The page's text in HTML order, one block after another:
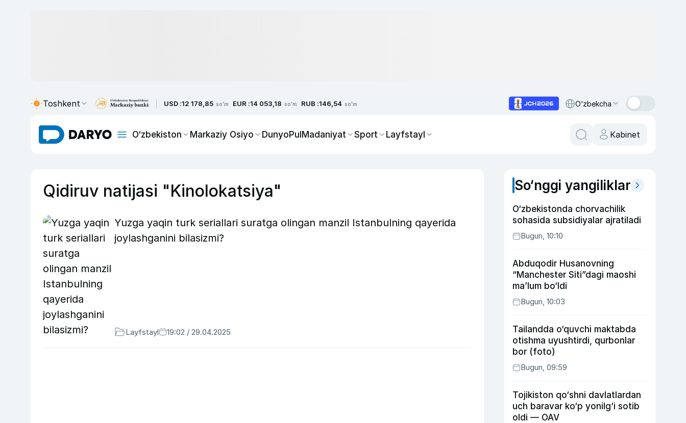
Toshkent USD :12 178,85 so'm EUR :14 053,18 so'm RUB :146,54 so'm O‘zbekcha
O‘zbekiston Markaziy Osiyo DunyoPulMadaniyat Sport Layfstayl Kabinet
Qidiruv natijasi "Kinolokatsiya"
Yuzga yaqin turk seriallari suratga olingan manzil Istanbulning qayerida
joylashganini bilasizmi?
Layfstayl 19:02 / 29.04.2025
So‘nggi yangiliklar
O‘zbekistonda chorvachilik
sohasida subsidiyalar ajratiladi
Bugun, 10:10
Abduqodir Husanovning
“Manchester Siti”dagi maoshi
ma’lum bo‘ldi
Bugun, 10:03
Tailandda o‘quvchi maktabda
otishma uyushtirdi, qurbonlar
bor (foto)
Bugun, 09:59
Tojikiston qo‘shni davlatlardan
uch baravar ko‘p yonilg‘i sotib
oldi — OAV